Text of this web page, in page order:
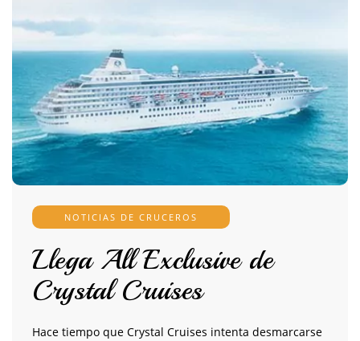
NOTICIAS DE CRUCEROS
Llega All Exclusive de
Crystal Cruises
Hace tiempo que Crystal Cruises intenta desmarcarse